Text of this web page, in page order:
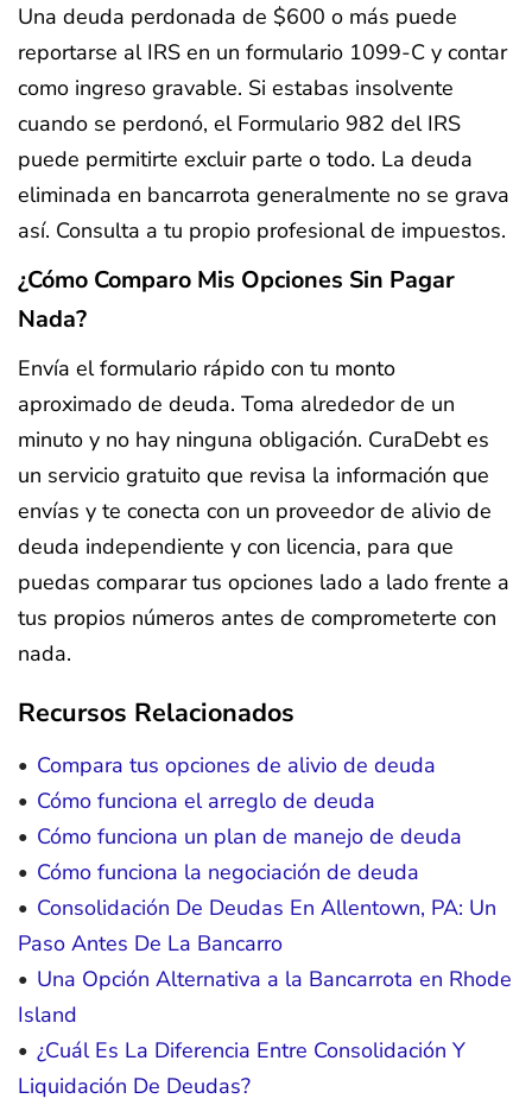
Una deuda perdonada de $600 o más puede
reportarse al IRS en un formulario 1099-C y contar
como ingreso gravable. Si estabas insolvente
cuando se perdonó, el Formulario 982 del IRS
puede permitirte excluir parte o todo. La deuda
eliminada en bancarrota generalmente no se grava
así. Consulta a tu propio profesional de impuestos.
¿Cómo Comparo Mis Opciones Sin Pagar
Nada?
Envía el formulario rápido con tu monto
aproximado de deuda. Toma alrededor de un
minuto y no hay ninguna obligación. CuraDebt es
un servicio gratuito que revisa la información que
envías y te conecta con un proveedor de alivio de
deuda independiente y con licencia, para que
puedas comparar tus opciones lado a lado frente a
tus propios números antes de comprometerte con
nada.
Recursos Relacionados
Compara tus opciones de alivio de deuda
Cómo funciona el arreglo de deuda
Cómo funciona un plan de manejo de deuda
Cómo funciona la negociación de deuda
Consolidación De Deudas En Allentown, PA: Un
Paso Antes De La Bancarro
Una Opción Alternativa a la Bancarrota en Rhode
Island
¿Cuál Es La Diferencia Entre Consolidación Y
Liquidación De Deudas?